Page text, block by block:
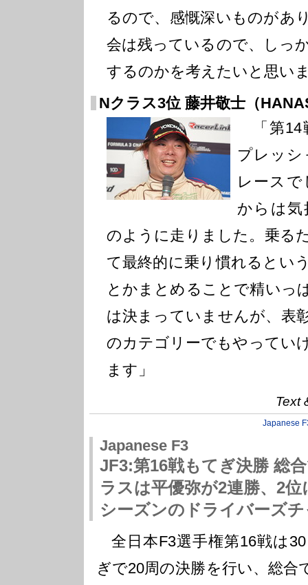
るので、感慨深いものがあ
会は残っているので、しっ
するのかを考えたいと思い
Nクラス3位 藤井敬士（
「第14
プレッ
レース
からは
のように走りました。乗る
て最終的に乗り慣れるとい
とかまとめることで精いっ
は決まっていませんが、表
のカテゴリーでもやってい
ます」
Text
Japanese
Japanese F3
JF3:第16戦もてぎ決勝 総
ラスは平優弥が2連勝、2
シーズンのドライバーズ
全日本F3選手権第16戦は
ぎで20周の決勝を行い、総合